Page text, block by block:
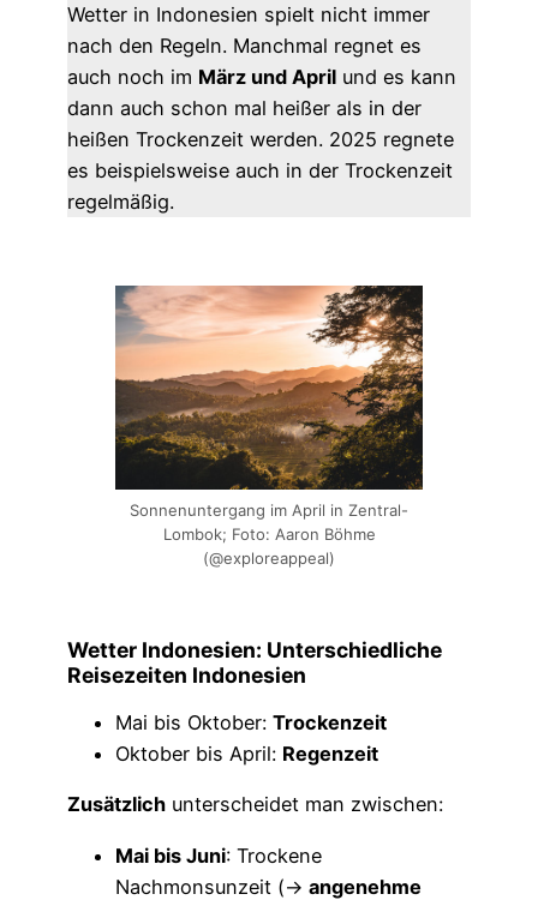
Wetter in Indonesien spielt nicht immer
nach den Regeln. Manchmal regnet es
auch noch im März und April und es kann
dann auch schon mal heißer als in der
heißen Trockenzeit werden. 2025 regnete
es beispielsweise auch in der Trockenzeit
regelmäßig.
Sonnenuntergang im April in Zentral-
Lombok; Foto: Aaron Böhme
(@exploreappeal)
Wetter Indonesien: Unterschiedliche
Reisezeiten Indonesien
Mai bis Oktober: Trockenzeit
Oktober bis April: Regenzeit
Zusätzlich unterscheidet man zwischen:
Mai bis Juni: Trockene
Nachmonsunzeit (→ angenehme